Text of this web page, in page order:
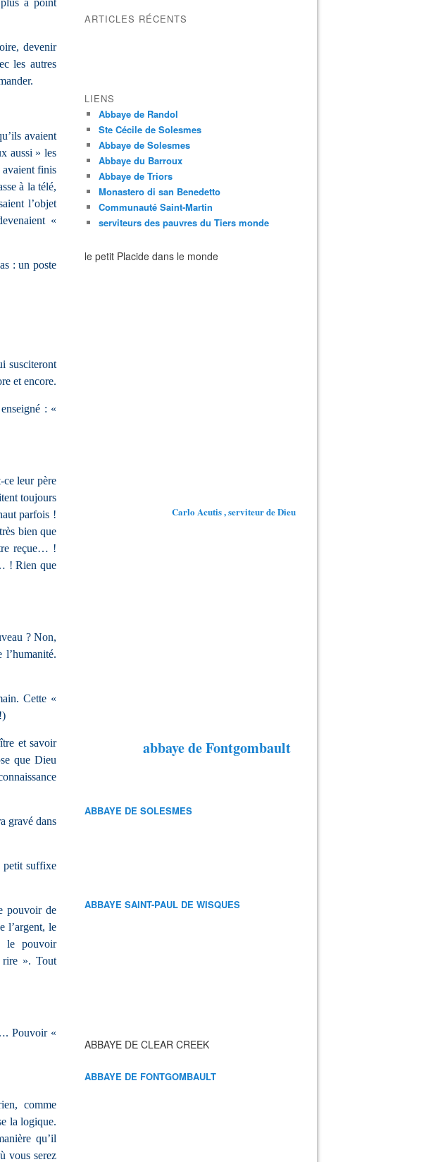
à point
devenir
les autres
avaient
aussi » les
avaient finis
à la télé,
l’objet
«
: un poste
susciteront
et encore.
: «
ce leur père
toujours
parfois !
bien que
reçue… !
! Rien que
? Non,
l’humanité.
Cette «
et savoir
que Dieu
gravé dans
petit suffixe
pouvoir de
l’argent, le
le pouvoir
rire ». Tout
Pouvoir «
comme
la logique.
qu’il
vous serez
ARTICLES RÉCENTS
LIENS
Abbaye de Randol
Ste Cécile de Solesmes
Abbaye de Solesmes
Abbaye du Barroux
Abbaye de Triors
Monastero di san Benedetto
Communauté Saint-Martin
serviteurs des pauvres du Tiers monde
le petit Placide dans le monde
Carlo Acutis , serviteur de Dieu
abbaye de Fontgombault
ABBAYE DE SOLESMES
ABBAYE SAINT-PAUL DE WISQUES
ABBAYE DE CLEAR CREEK
ABBAYE DE FONTGOMBAULT